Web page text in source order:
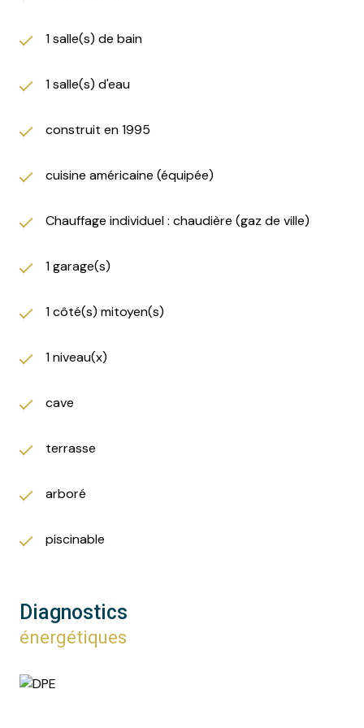
Côté extérieur, vous profiterez d'un agréable jardin
propice à la détente. Le véritable atout de cette
d'un garage sécurisé, ainsi que de dépendances
ranger le matériel de jardinage ou bénéficier d'un bel
Ne manquez pas cette belle opportunité sur le
secteur des Piedalloues ! Pour plus de renseignements
exposé sont disponibles sur le site
1 salle(s) de bain
1 salle(s) d'eau
construit en 1995
cuisine américaine (équipée)
Chauffage individuel : chaudière (gaz de ville)
1 garage(s)
1 côté(s) mitoyen(s)
1 niveau(x)
cave
terrasse
arboré
piscinable
Diagnostics
énergétiques